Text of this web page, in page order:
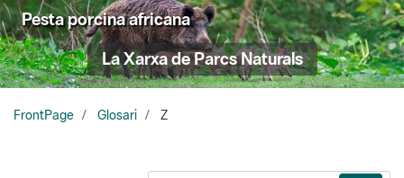
Pesta porcina africana
La Xarxa de Parcs Naturals
FrontPage Glosari Z